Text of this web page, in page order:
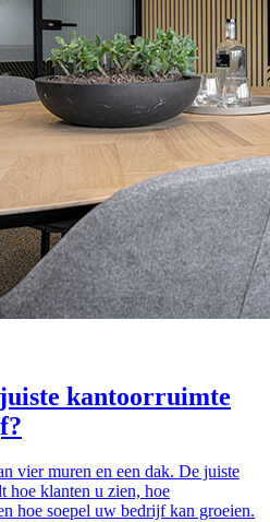
kantoorruimte
vier muren en een dak. De juiste
hoe klanten u zien, hoe
hoe soepel uw bedrijf kan groeien.